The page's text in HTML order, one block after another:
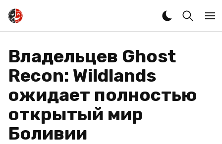
Владельцев Ghost
Recon: Wildlands
ожидает полностью
открытый мир
Боливии